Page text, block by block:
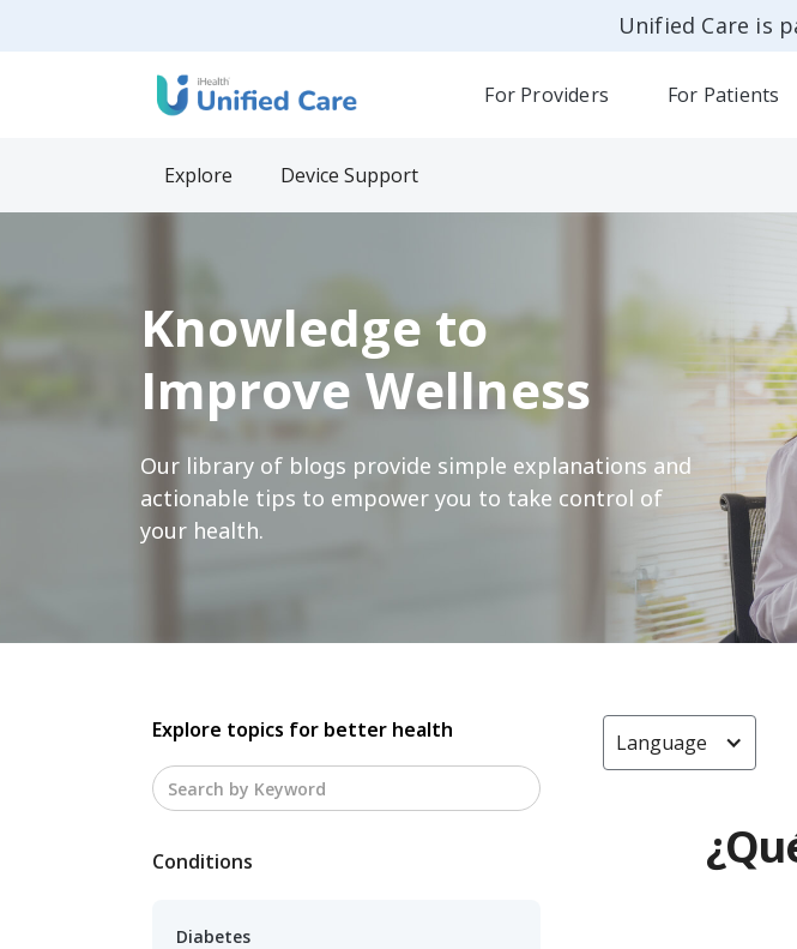
Unified Care is
For Providers For Patients
Explore Device Support
Knowledge to
Improve Wellness
Our library of blogs provide simple explanations and
actionable tips to empower you to take control of
your health.
Explore topics for better health
Conditions
Diabetes
Language